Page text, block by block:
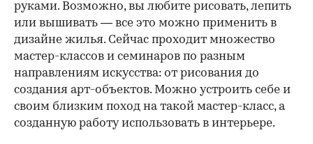
руками. Возможно, вы любите рисовать, лепить
или вышивать — все это можно применить в
дизайне жилья. Сейчас проходит множество
мастер-классов и семинаров по разным
направлениям искусства: от рисования до
создания арт-объектов. Можно устроить себе и
своим близким поход на такой мастер-класс, а
созданную работу использовать в интерьере.